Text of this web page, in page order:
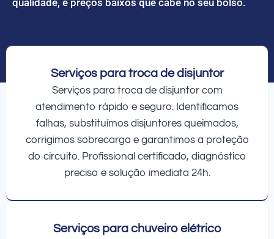
Serviços para troca de disjuntor
Serviços para troca de disjuntor com
atendimento rápido e seguro. Identificamos
falhas, substituímos disjuntores queimados,
corrigimos sobrecarga e garantimos a proteção
do circuito. Profissional certificado, diagnóstico
preciso e solução imediata 24h.
Serviços para chuveiro elétrico